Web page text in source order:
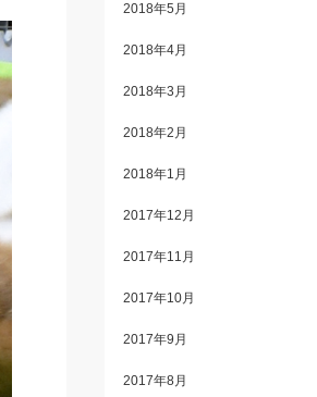
2018年5月
2018年4月
2018年3月
2018年2月
2018年1月
2017年12月
2017年11月
2017年10月
2017年9月
2017年8月